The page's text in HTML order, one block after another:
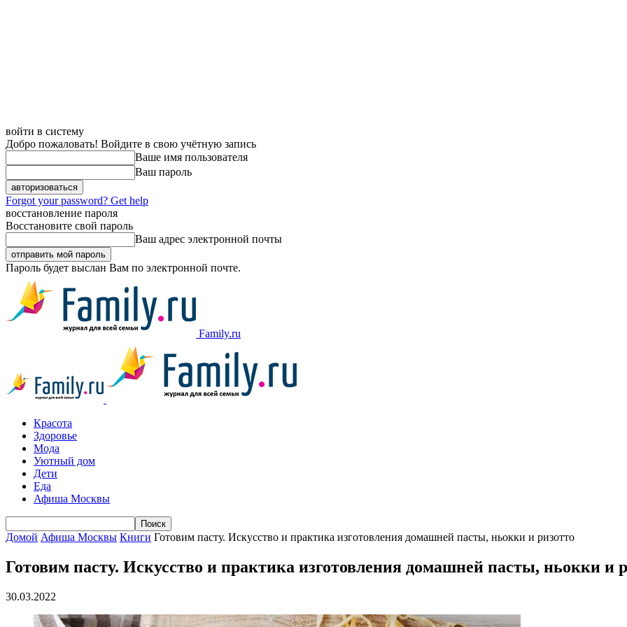
войти в систему
Добро пожаловать! Войдите в свою учётную запись
Ваше имя пользователя
Ваш пароль
Forgot your password? Get help
восстановление пароля
Восстановите свой пароль
Ваш адрес электронной почты
Пароль будет выслан Вам по электронной почте.
Family.ru
Красота
Здоровье
Мода
Уютный дом
Дети
Еда
Афиша Москвы
Домой Афиша Москвы Книги Готовим пасту. Искусство и практика изготовления домашней пасты, ньокки и ризотто
Готовим пасту. Искусство и практика изготовления домашней пасты, ньокки и
30.03.2022